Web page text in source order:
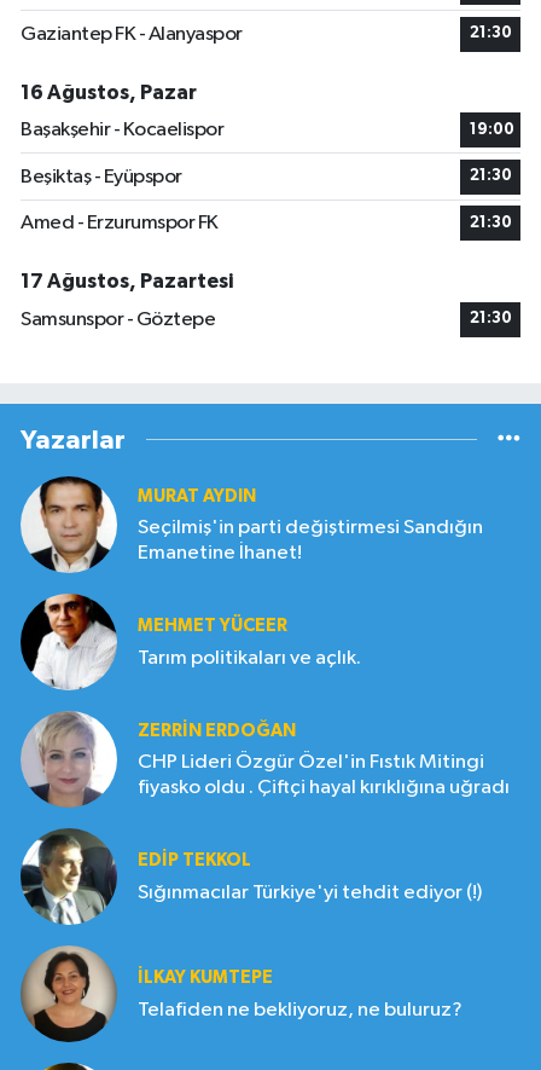
Gaziantep FK - Alanyaspor 21:30
16 Ağustos, Pazar
Başakşehir - Kocaelispor
19:00
Beşiktaş - Eyüpspor 21:30
Amed - Erzurumspor FK 21:30
17 Ağustos, Pazartesi
Samsunspor - Göztepe
21:30
Yazarlar
MURAT AYDIN
Seçilmiş'in parti değiştirmesi Sandığın
Emanetine İhanet!
MEHMET YÜCEER
Tarım politikaları ve açlık.
ZERRIN ERDOĞAN
CHP Lideri Özgür Özel'in Fıstık Mitingi
fiyasko oldu . Çiftçi hayal kırıklığına uğradı
EDIP TEKKOL
Sığınmacılar Türkiye'yi tehdit ediyor (!)
İLKAY KUMTEPE
Telafiden ne bekliyoruz, ne buluruz?